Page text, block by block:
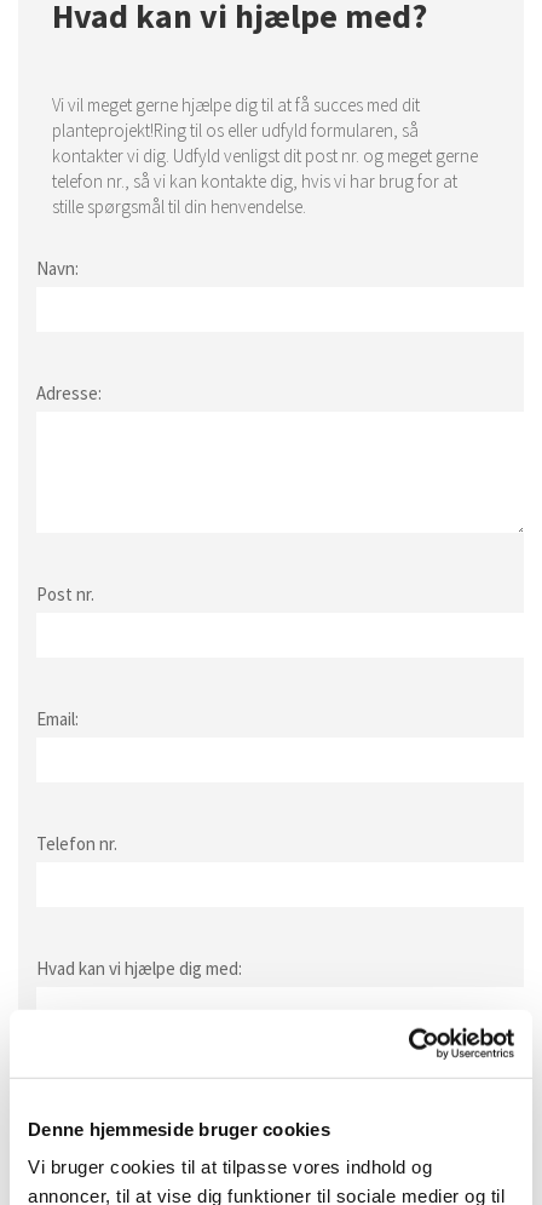
Denne hjemmeside bruger cookies
Vi bruger cookies til at tilpasse vores indhold og
annoncer, til at vise dig funktioner til sociale medier og til
Hvad kan vi hjælpe med?
Vi vil meget gerne hjælpe dig til at få succes med dit
planteprojekt!Ring til os eller udfyld formularen, så
kontakter vi dig. Udfyld venligst dit post nr. og meget gerne
telefon nr., så vi kan kontakte dig, hvis vi har brug for at
stille spørgsmål til din henvendelse.
Navn:
Adresse:
Post nr.
Email:
Telefon nr.
Hvad kan vi hjælpe dig med: